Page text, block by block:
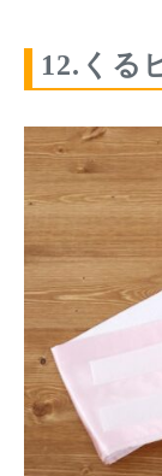
12.くる